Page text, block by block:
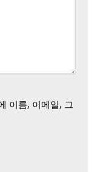
이름, 이메일, 그